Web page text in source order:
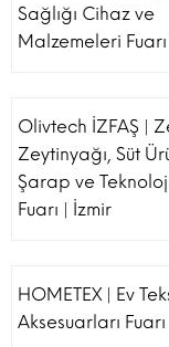
Sağlığı Cihaz ve
Malzemeleri
Olivtech İZFAŞ |
Zeytinyağı, Süt
Şarap ve
Fuarı | İzmir
HOMETEX | Ev
Aksesuarları